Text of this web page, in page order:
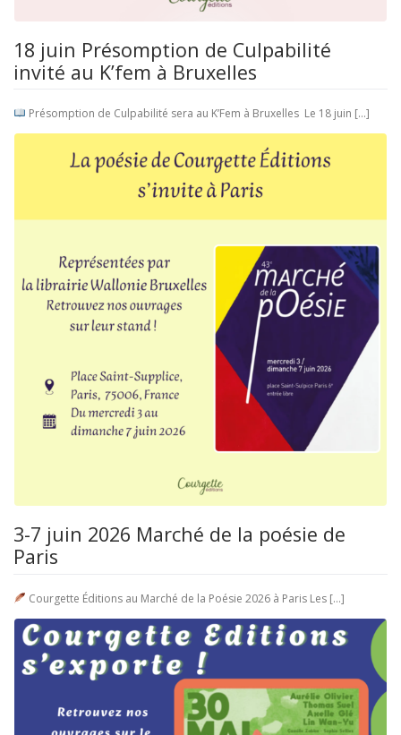
18 juin Présomption de Culpabilité
invité au K’fem à Bruxelles
Présomption de Culpabilité sera au K’Fem à Bruxelles Le 18 juin […]
3-7 juin 2026 Marché de la poésie de
Paris
Courgette Éditions au Marché de la Poésie 2026 à Paris Les […]